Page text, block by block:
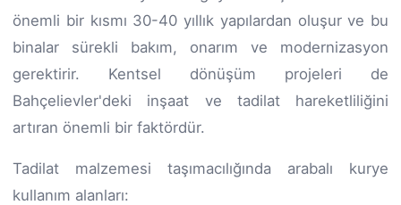
önemli bir kısmı 30-40 yıllık yapılardan oluşur ve bu
binalar sürekli bakım, onarım ve modernizasyon
gerektirir. Kentsel dönüşüm projeleri de
Bahçelievler'deki inşaat ve tadilat hareketliliğini
artıran önemli bir faktördür.
Tadilat malzemesi taşımacılığında arabalı kurye
kullanım alanları: